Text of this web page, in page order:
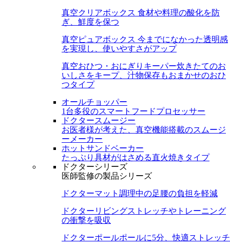
真空クリアボックス 食材や料理の酸化を防
ぎ、鮮度を保つ
真空ピュアボックス 今までになかった透明感
を実現し、使いやすさがアップ
真空おひつ・おにぎりキーパー炊きたてのお
いしさをキープ、汁物保存もおまかせのおひ
つタイプ
オールチョッパー
1台多役のスマートフードプロセッサー
ドクタースムージー
お医者様が考えた、真空機能搭載のスムージ
ーメーカー
ホットサンドベーカー
たっぷり具材がはさめる直火焼きタイプ
ドクターシリーズ
医師監修の製品シリーズ
ドクターマット 調理中の足腰の負担を軽減
ドクターリビングストレッチやトレーニング
の衝撃を吸収
ドクターポールポールに5分、快適ストレッチ